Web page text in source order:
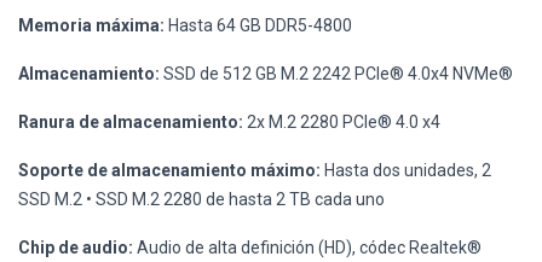
Memoria máxima: Hasta 64 GB DDR5-4800
Almacenamiento: SSD de 512 GB M.2 2242 PCIe® 4.0x4 NVMe®
Ranura de almacenamiento: 2x M.2 2280 PCIe® 4.0 x4
Soporte de almacenamiento máximo: Hasta dos unidades, 2
SSD M.2 • SSD M.2 2280 de hasta 2 TB cada uno
Chip de audio: Audio de alta definición (HD), códec Realtek®